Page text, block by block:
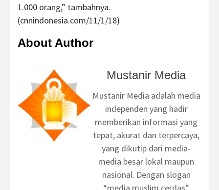
1.000 orang,” tambahnya.
(cnnindonesia.com/11/1/18)
About Author
Mustanir Media
Mustanir Media adalah media
independen yang hadir
memberikan informasi yang
tepat, akurat dan terpercaya,
yang dikutip dari media-
media besar lokal maupun
nasional. Dengan slogan